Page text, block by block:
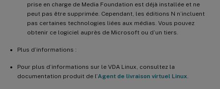
prise en charge de Media Foundation est déjà installée et ne
peut pas être supprimée. Cependant, les éditions N n’incluent
pas certaines technologies liées aux médias. Vous pouvez
obtenir ce logiciel auprès de Microsoft ou d’un tiers.
Plus d’informations :
Pour plus d’informations sur le VDA Linux, consultez la
documentation produit de l’Agent de livraison virtuel Linux